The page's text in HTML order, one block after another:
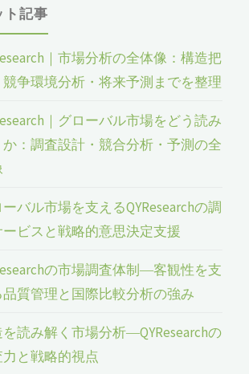
ト記事
｜市場分析の全体像：構造把
争環境分析・将来予測までを整理
｜グローバル市場をどう読み
：調査設計・競合分析・予測の全
ーバル市場を支えるQYResearchの調
ビスと戦略的意思決定支援
の市場調査体制―客観性を支
品質管理と国際比較分析の強み
読み解く市場分析―QYResearchの
と戦略的視点